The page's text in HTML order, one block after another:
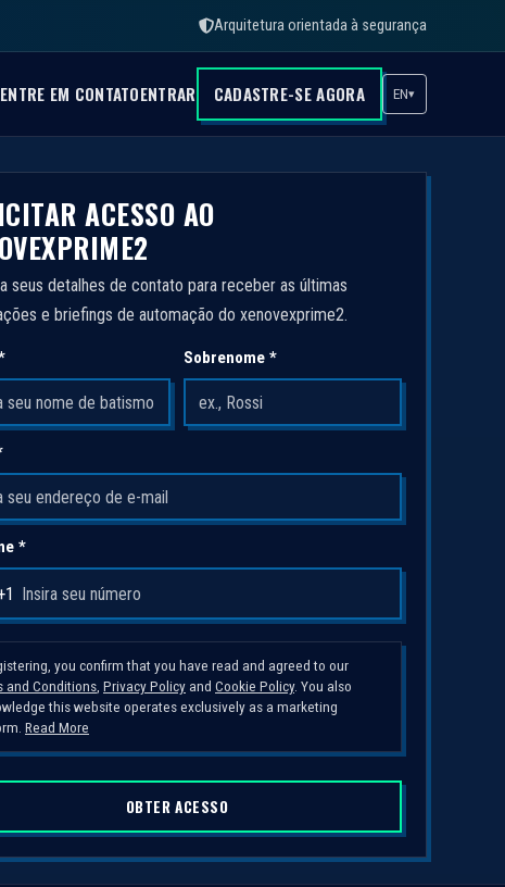
Arquitetura orientada à segurança
ENTRE EM CONTATOENTRAR CADASTRE-SE AGORA EN▾
ACESSO AO
seus detalhes de contato para receber as últimas
e briefings de automação do xenovexprime2.
Sobrenome *
*
you confirm that you have read and agreed to our
and Conditions Privacy Policy and Cookie Policy. You also
this website operates exclusively as a marketing
Read More
OBTER ACESSO